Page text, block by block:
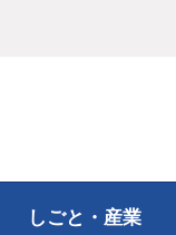
しごと・産業